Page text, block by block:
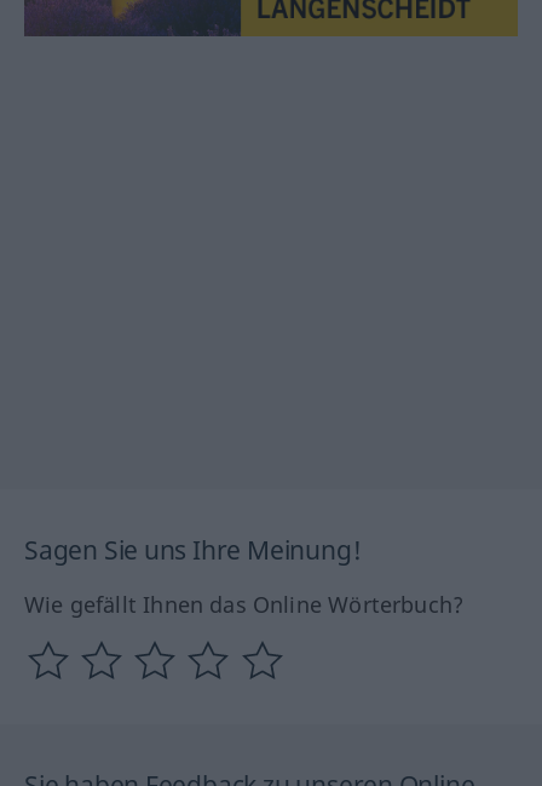
Sagen Sie uns Ihre Meinung!
Wie gefällt Ihnen das Online Wörterbuch?